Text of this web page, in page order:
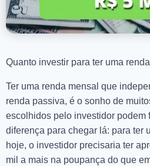
Quanto investir para ter uma
Ter uma renda mensal que
renda passiva, é o sonho de
escolhidos pelo investidor podem
diferença para chegar lá: para ter
hoje, o investidor precisaria ter
mil a mais na poupança do que